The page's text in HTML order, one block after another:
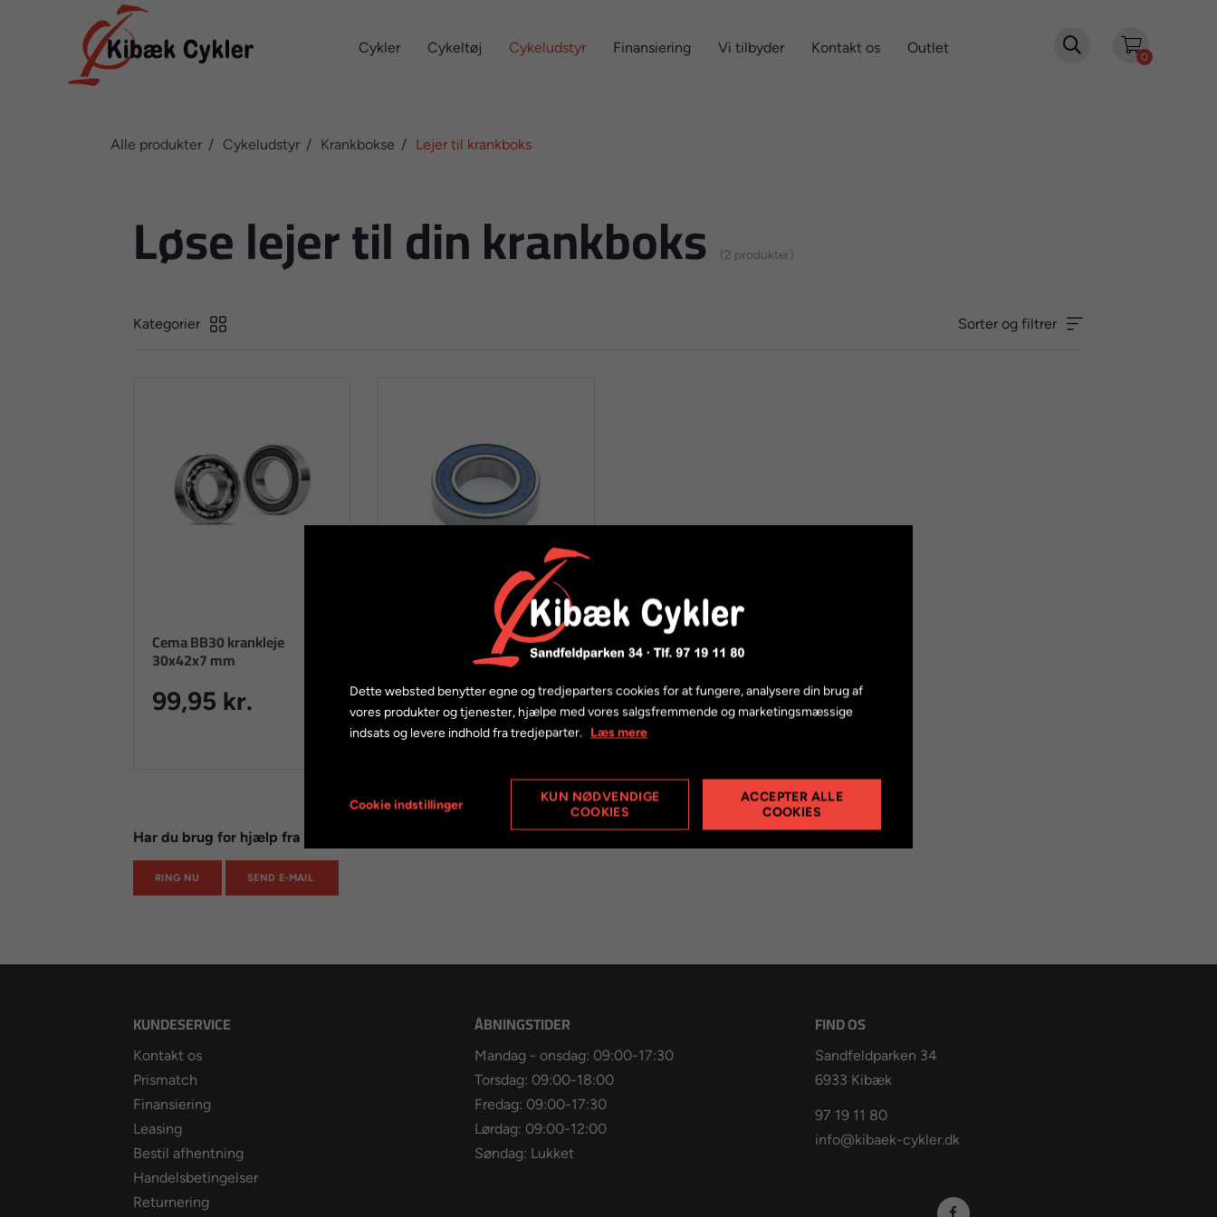
Cykler Cykeltøj Cykeludstyr Finansiering Vi tilbyder Kontakt os Outlet 
0
Alle produkter Cykeludstyr Krankbokse Lejer til krankboks
Løse lejer til din krankboks (2 produkter)
Kategorier Sorter og filtrer
Cema BB30 krankleje
30x42x7 mm
99,95 kr.
Enduro 6806 LLB ABEC3
Radial kugleleje - 30x42x7
129,00 kr.
Har du brug for hjælp fra dine eksperter Thomas og Søren?
RING NU SEND E-MAIL
KUNDESERVICE
Kontakt os
Prismatch
Finansiering
Leasing
Bestil afhentning
Handelsbetingelser
Returnering
ÅBNINGSTIDER
Mandag - onsdag: 09:00-17:30
Torsdag: 09:00-18:00
Fredag: 09:00-17:30
Lørdag: 09:00-12:00
Søndag: Lukket
FIND OS
Sandfeldparken 34
6933 Kibæk
97 19 11 80
info@kibaek-cykler.dk
Dette websted benytter egne og tredjeparters cookies for at fungere, analysere din brug af
vores produkter og tjenester, hjælpe med vores salgsfremmende og marketingsmæssige
indsats og levere indhold fra tredjeparter. Læs mere
Cookie indstillinger
KUN NØDVENDIGE
COOKIES
ACCEPTER ALLE
COOKIES